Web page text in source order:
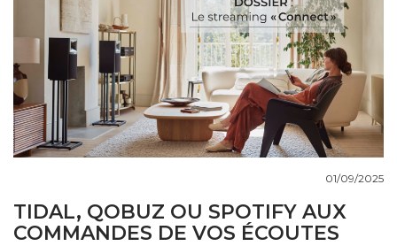
TIDAL, QOBUZ OU SPOTIFY AUX
COMMANDES DE VOS ÉCOUTES
01/09/2025